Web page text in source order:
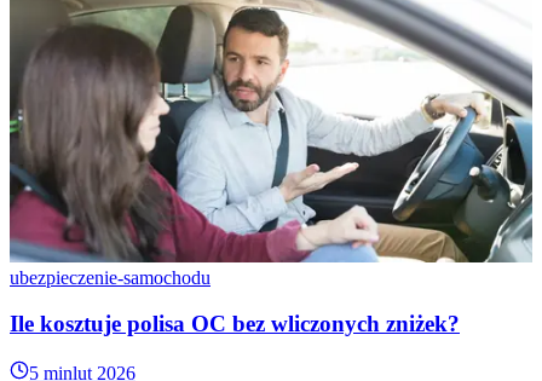
ubezpieczenie-samochodu
Ile kosztuje polisa OC bez wliczonych zniżek?
5 minlut 2026